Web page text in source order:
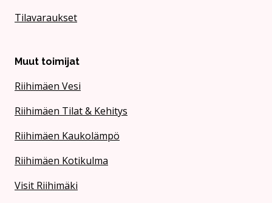
Tilavaraukset
Muut toimijat
Riihimäen Vesi
Riihimäen Tilat & Kehitys
Riihimäen Kaukolämpö
Riihimäen Kotikulma
Visit Riihimäki